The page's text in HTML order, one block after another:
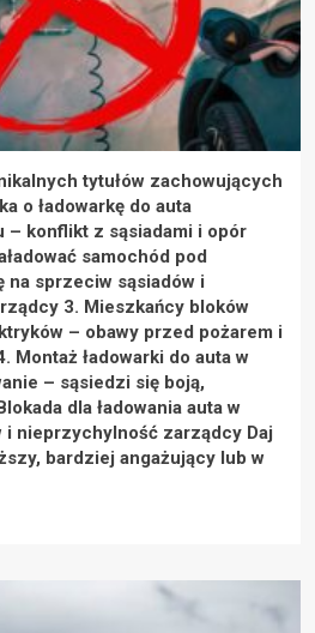
tytułów zachowujących
o ładowarkę do auta
– konflikt z sąsiadami i opór
samochód pod
na sprzeciw sąsiadów i
3. Mieszkańcy bloków
– obawy przed pożarem i
Montaż ładowarki do auta w
– sąsiedzi się boją,
dla ładowania auta w
i nieprzychylność zarządcy Daj
bardziej angażujący lub w